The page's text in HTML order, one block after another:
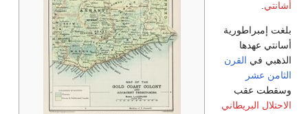
أشانتي
بلغت إمبراطورية
أسانتي عهدها
الذهبي في القرن
الثامن عشر
وسقطت عقب
الاحتلال البريطاني